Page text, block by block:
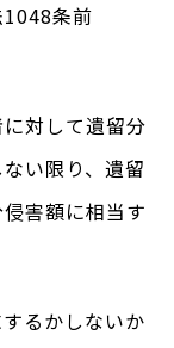
条前
対して遺留分
い限り、遺留
害額に相当す
るかしないか